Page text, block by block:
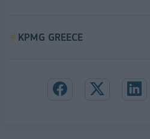
KPMG GREECE